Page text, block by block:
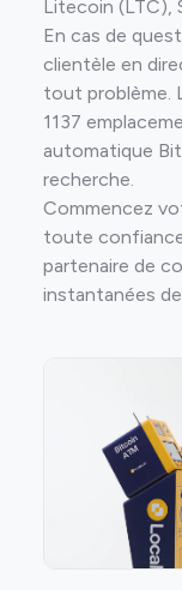
Litecoin (LTC),
En cas de
clientèle en
tout problème.
1137
automatique
recherche.
Commencez
toute
partenaire de
instantanées